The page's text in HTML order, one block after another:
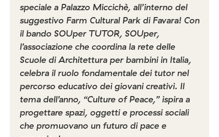
speciale a Palazzo Miccichè, all’interno del
suggestivo Farm Cultural Park di Favara! Con
il bando SOUper TUTOR, SOUper,
l’associazione che coordina la rete delle
Scuole di Architettura per bambini in Italia,
celebra il ruolo fondamentale dei tutor nel
percorso educativo dei giovani creativi. Il
tema dell’anno, “Culture of Peace,” ispira a
progettare spazi, oggetti e processi sociali
che promuovano un futuro di pace e